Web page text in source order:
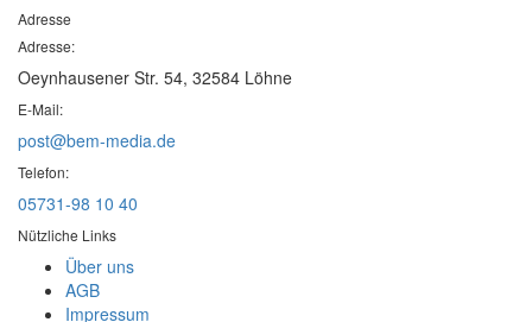
Adresse
Adresse:
Oeynhausener Str. 54, 32584 Löhne
E-Mail:
post@bem-media.de
Telefon:
05731-98 10 40
Nützliche Links
Über uns
AGB
Impressum